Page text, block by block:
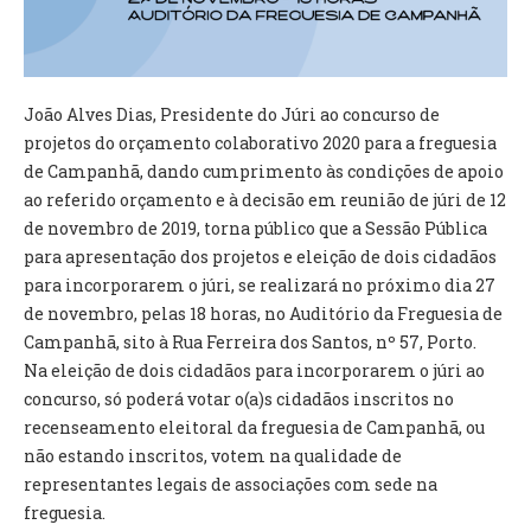
CONSTITUIÇÃO
PRESIDENTE
EXECUTIVO E PELOUROS
ASSEMBLEIA DE FREGUESIA
GRAVAÇÕES DAS REUNIÕES PÚBLICAS DO EXECUTIVO
DOCUMENTOS
ATAS E DOCUMENTOS DA ASSEMBLEIA
EDITAIS
REGULAMENTOS E TAXAS
PLANO E ORÇAMENTO
RELATÓRIO E CONTAS
João Alves Dias, Presidente do Júri ao concurso de
projetos do orçamento colaborativo 2020 para a freguesia
de Campanhã, dando cumprimento às condições de apoio
ao referido orçamento e à decisão em reunião de júri de 12
de novembro de 2019, torna público que a Sessão Pública
para apresentação dos projetos e eleição de dois cidadãos
para incorporarem o júri, se realizará no próximo dia 27
de novembro, pelas 18 horas, no Auditório da Freguesia de
Campanhã, sito à Rua Ferreira dos Santos, nº 57, Porto.
Na eleição de dois cidadãos para incorporarem o júri ao
concurso, só poderá votar o(a)s cidadãos inscritos no
recenseamento eleitoral da freguesia de Campanhã, ou
não estando inscritos, votem na qualidade de
representantes legais de associações com sede na
freguesia.